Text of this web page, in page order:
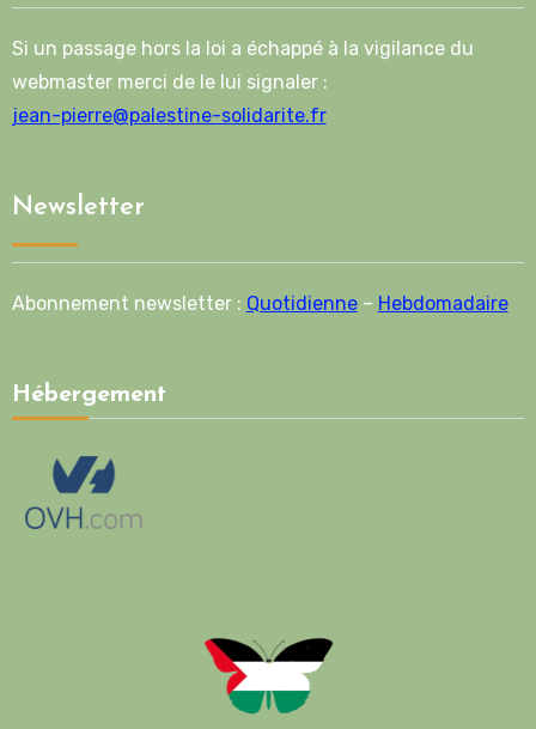
Si un passage hors la loi a échappé à la vigilance du
webmaster merci de le lui signaler :
jean-pierre@palestine-solidarite.fr
Newsletter
Abonnement newsletter : Quotidienne– Hebdomadaire
Hébergement